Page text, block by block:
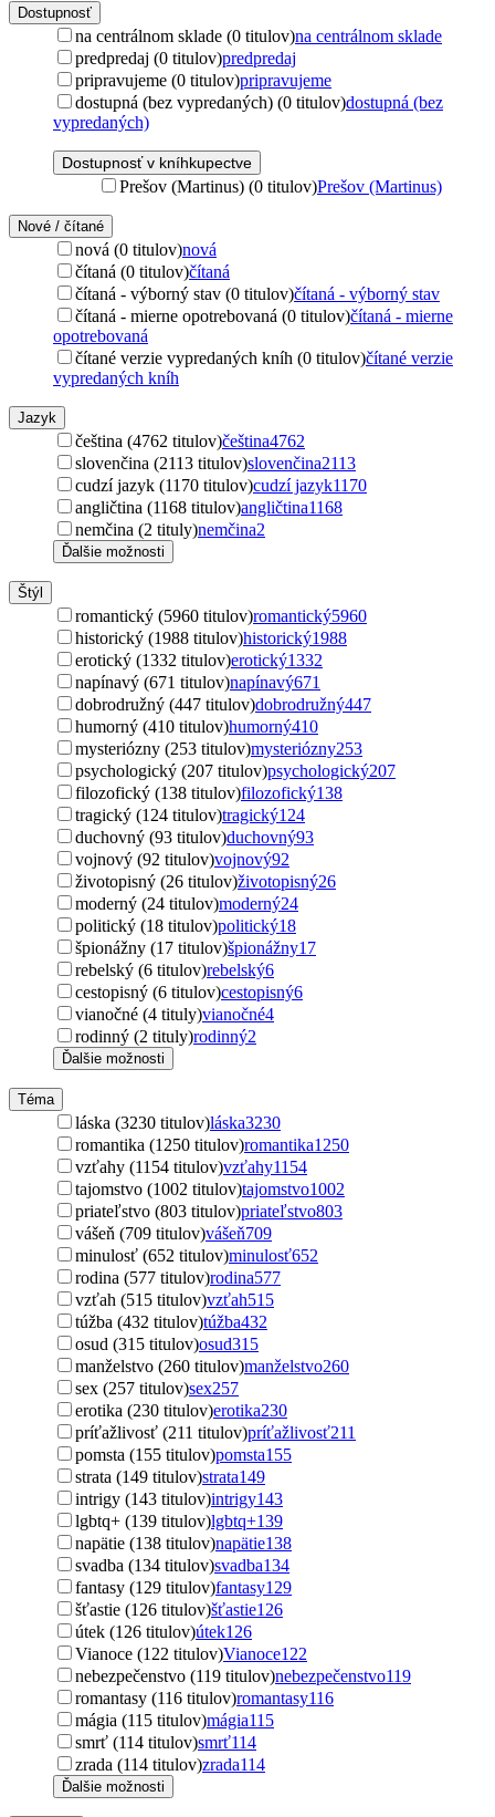
Dostupnosť
na centrálnom sklade (0 titulov)na centrálnom sklade
predpredaj (0 titulov)predpredaj
pripravujeme (0 titulov)pripravujeme
dostupná (bez vypredaných) (0 titulov)dostupná (bez
vypredaných)
Dostupnosť v kníhkupectve
Prešov (Martinus) (0 titulov)Prešov (Martinus)
Nové / čítané
nová (0 titulov)nová
čítaná (0 titulov)čítaná
čítaná - výborný stav (0 titulov)čítaná - výborný stav
čítaná - mierne opotrebovaná (0 titulov)čítaná - mierne
opotrebovaná
čítané verzie vypredaných kníh (0 titulov)čítané verzie
vypredaných kníh
Jazyk
čeština (4762 titulov)čeština4762
slovenčina (2113 titulov)slovenčina2113
cudzí jazyk (1170 titulov)cudzí jazyk1170
angličtina (1168 titulov)angličtina1168
nemčina (2 tituly)nemčina2
Ďalšie možnosti
Štýl
romantický (5960 titulov)romantický5960
historický (1988 titulov)historický1988
erotický (1332 titulov)erotický1332
napínavý (671 titulov)napínavý671
dobrodružný (447 titulov)dobrodružný447
humorný (410 titulov)humorný410
mysteriózny (253 titulov)mysteriózny253
psychologický (207 titulov)psychologický207
filozofický (138 titulov)filozofický138
tragický (124 titulov)tragický124
duchovný (93 titulov)duchovný93
vojnový (92 titulov)vojnový92
životopisný (26 titulov)životopisný26
moderný (24 titulov)moderný24
politický (18 titulov)politický18
špionážny (17 titulov)špionážny17
rebelský (6 titulov)rebelský6
cestopisný (6 titulov)cestopisný6
vianočné (4 tituly)vianočné4
rodinný (2 tituly)rodinný2
Ďalšie možnosti
Téma
láska (3230 titulov)láska3230
romantika (1250 titulov)romantika1250
vzťahy (1154 titulov)vzťahy1154
tajomstvo (1002 titulov)tajomstvo1002
priateľstvo (803 titulov)priateľstvo803
vášeň (709 titulov)vášeň709
minulosť (652 titulov)minulosť652
rodina (577 titulov)rodina577
vzťah (515 titulov)vzťah515
túžba (432 titulov)túžba432
osud (315 titulov)osud315
manželstvo (260 titulov)manželstvo260
sex (257 titulov)sex257
erotika (230 titulov)erotika230
príťažlivosť (211 titulov)príťažlivosť211
pomsta (155 titulov)pomsta155
strata (149 titulov)strata149
intrigy (143 titulov)intrigy143
lgbtq+ (139 titulov)lgbtq+139
napätie (138 titulov)napätie138
svadba (134 titulov)svadba134
fantasy (129 titulov)fantasy129
šťastie (126 titulov)šťastie126
útek (126 titulov)útek126
Vianoce (122 titulov)Vianoce122
nebezpečenstvo (119 titulov)nebezpečenstvo119
romantasy (116 titulov)romantasy116
mágia (115 titulov)mágia115
smrť (114 titulov)smrť114
zrada (114 titulov)zrada114
Ďalšie možnosti